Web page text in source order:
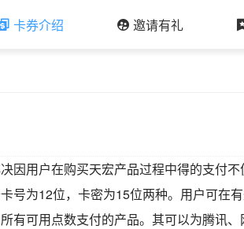
卡券介绍 邀请有礼
因用户在购买天宏产品过程中得的支付
号为12位，卡密为15位两种。用户可在
有可用点数支付的产品。其可以为腾讯